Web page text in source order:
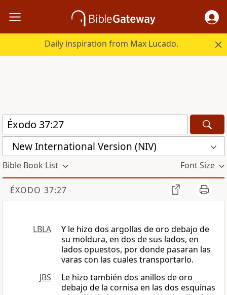
Daily inspiration from Max Lucado.
New International Version (NIV)
Bible Book List Font Size
ÉXODO 37:27
LBLA
Y le hizo dos argollas de oro debajo de
su moldura, en dos de sus lados, en
lados opuestos, por donde pasaran las
varas con las cuales transportarlo.
JBS
Le hizo también dos anillos de oro
debajo de la cornisa en las dos esquinas